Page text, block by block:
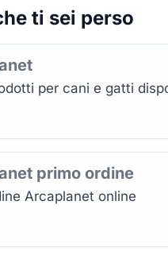
ti sei perso
per cani e gatti
primo ordine
Arcaplanet online